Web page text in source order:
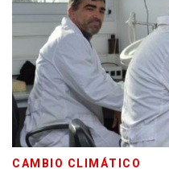
CAMBIO CLIMÁTICO